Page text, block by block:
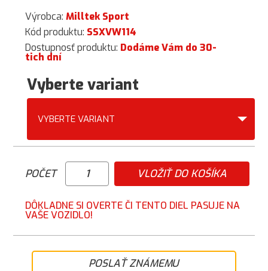
Výrobca:Milltek Sport
Kód produktu: SSXVW114
Dostupnosť produktu: Dodáme Vám do 30-
tich dní
Vyberte variant
VYBERTE VARIANT
POČET VLOŽIŤ DO KOŠÍKA
DÔKLADNE SI OVERTE ČI TENTO DIEL PASUJE NA
VAŠE VOZIDLO!
POSLAŤ ZNÁMEMU